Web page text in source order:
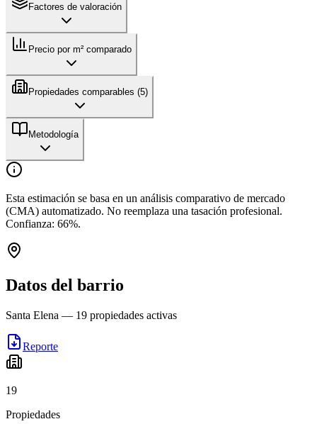
Factores de valoración
Precio por m² comparado
Propiedades comparables (5)
Metodología
Esta estimación se basa en un análisis comparativo de mercado
(CMA) automatizado. No reemplaza una tasación profesional.
Confianza: 66%.
Datos del barrio
Santa Elena — 19 propiedades activas
Reporte
19
Propiedades